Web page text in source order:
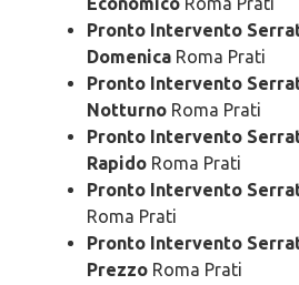
Pronto Intervento
Domenica Roma Prati
Pronto Intervento
Notturno Roma Prati
Pronto Intervento
Rapido Roma Prati
Pronto Intervento
Roma Prati
Pronto Intervento
Prezzo Roma Prati